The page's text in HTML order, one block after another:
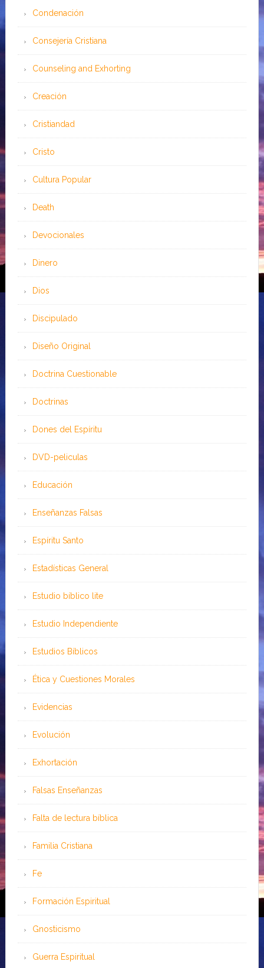
Condenación
Consejería Cristiana
Counseling and Exhorting
Creación
Cristiandad
Cristo
Cultura Popular
Death
Devocionales
Dinero
Dios
Discipulado
Diseño Original
Doctrina Cuestionable
Doctrinas
Dones del Espíritu
DVD-peliculas
Educación
Enseñanzas Falsas
Espíritu Santo
Estadísticas General
Estudio bíblico lite
Estudio Independiente
Estudios Bíblicos
Ética y Cuestiones Morales
Evidencias
Evolución
Exhortación
Falsas Enseñanzas
Falta de lectura bíblica
Familia Cristiana
Fe
Formación Espiritual
Gnosticismo
Guerra Espiritual